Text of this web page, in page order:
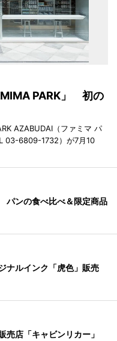
PARK」 初の
AZABUDAI（ファミマ パ
03-6809-1732）が7月10
パンの食べ比べ＆限定商品
ナルインク「虎色」販売
売店「キャビンリカー」